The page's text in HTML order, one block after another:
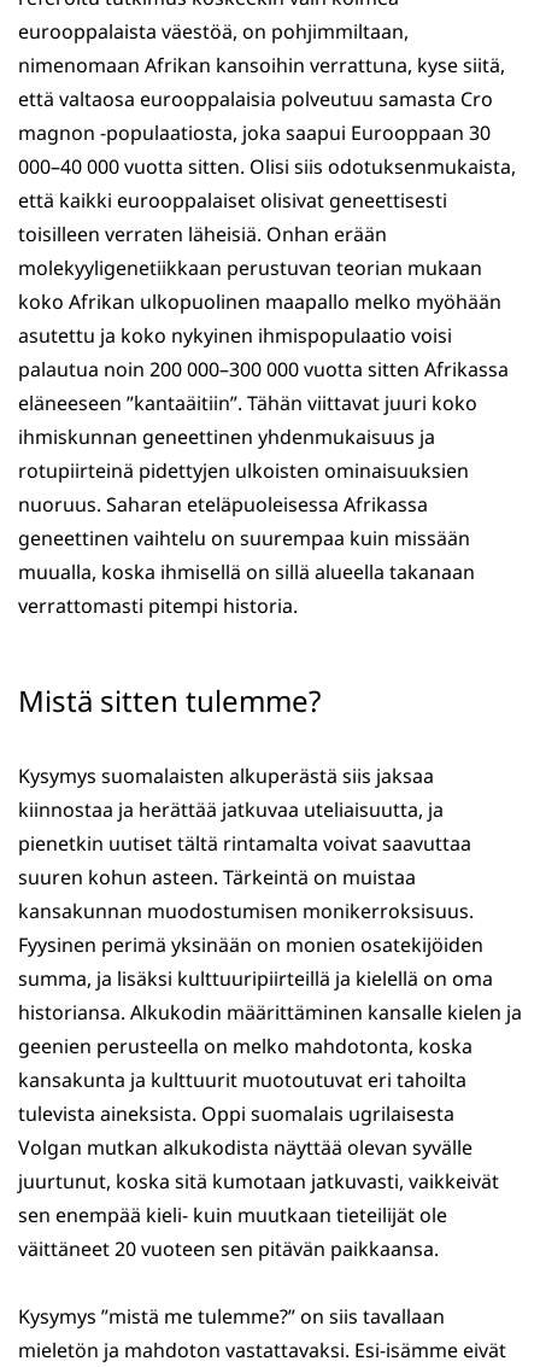
eurooppalaista väestöä, on pohjimmiltaan,
nimenomaan Afrikan kansoihin verrattuna, kyse siitä,
että valtaosa eurooppalaisia polveutuu samasta Cro
magnon -populaatiosta, joka saapui Eurooppaan 30
000–40 000 vuotta sitten. Olisi siis odotuksenmukaista,
että kaikki eurooppalaiset olisivat geneettisesti
toisilleen verraten läheisiä. Onhan erään
molekyyligenetiikkaan perustuvan teorian mukaan
koko Afrikan ulkopuolinen maapallo melko myöhään
asutettu ja koko nykyinen ihmispopulaatio voisi
palautua noin 200 000–300 000 vuotta sitten Afrikassa
eläneeseen ”kantaäitiin”. Tähän viittavat juuri koko
ihmiskunnan geneettinen yhdenmukaisuus ja
rotupiirteinä pidettyjen ulkoisten ominaisuuksien
nuoruus. Saharan eteläpuoleisessa Afrikassa
geneettinen vaihtelu on suurempaa kuin missään
muualla, koska ihmisellä on sillä alueella takanaan
verrattomasti pitempi historia.
Mistä sitten tulemme?
Kysymys suomalaisten alkuperästä siis jaksaa
kiinnostaa ja herättää jatkuvaa uteliaisuutta, ja
pienetkin uutiset tältä rintamalta voivat saavuttaa
suuren kohun asteen. Tärkeintä on muistaa
kansakunnan muodostumisen monikerroksisuus.
Fyysinen perimä yksinään on monien osatekijöiden
summa, ja lisäksi kulttuuripiirteillä ja kielellä on oma
historiansa. Alkukodin määrittäminen kansalle kielen ja
geenien perusteella on melko mahdotonta, koska
kansakunta ja kulttuurit muotoutuvat eri tahoilta
tulevista aineksista. Oppi suomalais ugrilaisesta
Volgan mutkan alkukodista näyttää olevan syvälle
juurtunut, koska sitä kumotaan jatkuvasti, vaikkeivät
sen enempää kieli- kuin muutkaan tieteilijät ole
väittäneet 20 vuoteen sen pitävän paikkaansa.
Kysymys ”mistä me tulemme?” on siis tavallaan
mieletön ja mahdoton vastattavaksi. Esi-isämme eivät